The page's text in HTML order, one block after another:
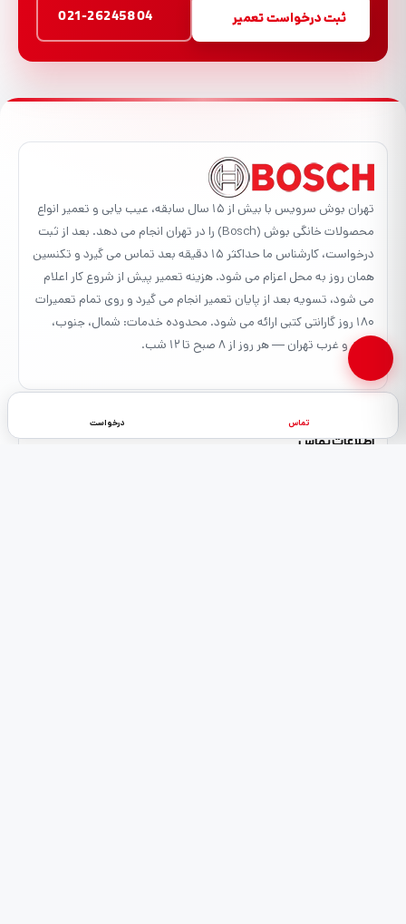
ثبت درخواست تعمیر 021-26245804
تهران بوش سرویس با بیش از ۱۵ سال سابقه، عیب یابی و تعمیر انواع
محصولات خانگی بوش (Bosch) را در تهران انجام می دهد. بعد از ثبت
درخواست، کارشناس ما حداکثر ۱۵ دقیقه بعد تماس می گیرد و تکنسین
همان روز به محل اعزام می شود. هزینه تعمیر پیش از شروع کار اعلام
می شود، تسویه بعد از پایان تعمیر انجام می گیرد و روی تمام تعمیرات
۱۸۰ روز گارانتی کتبی ارائه می شود. محدوده خدمات: شمال، جنوب،
شرق و غرب تهران — هر روز از ۸ صبح تا ۱۲ شب.
اطلاعات تماس
تماس درخواست